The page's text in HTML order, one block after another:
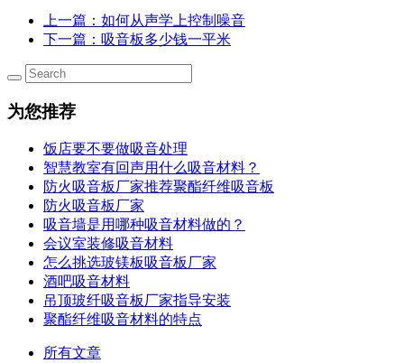
上一篇 ：如何从声学上控制噪音
下一篇 ：吸音板多少钱一平米
为您推荐
饭店要不要做吸音处理
智慧教室有回声用什么吸音材料？
防火吸音板厂家推荐聚酯纤维吸音板
防火吸音板厂家
吸音墙是用哪种吸音材料做的？
会议室装修吸音材料
怎么挑选玻镁板吸音板厂家
酒吧吸音材料
吊顶玻纤吸音板厂家指导安装
聚酯纤维吸音材料的特点
所有文章